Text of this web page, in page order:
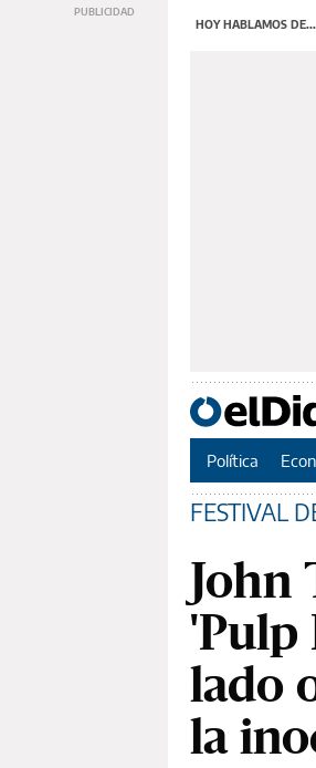
HOY HABLAMOS DE...
Política
FESTIVAL
John
'Pulp
lado
la